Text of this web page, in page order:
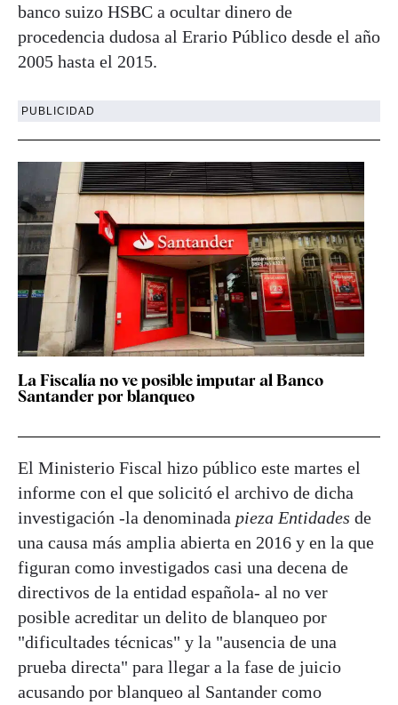
banco suizo HSBC a ocultar dinero de
procedencia dudosa al Erario Público desde el año
2005 hasta el 2015.
PUBLICIDAD
La Fiscalía no ve posible imputar al Banco
Santander por blanqueo
El Ministerio Fiscal hizo público este martes el
informe con el que solicitó el archivo de dicha
investigación -la denominada pieza Entidades de
una causa más amplia abierta en 2016 y en la que
figuran como investigados casi una decena de
directivos de la entidad española- al no ver
posible acreditar un delito de blanqueo por
"dificultades técnicas" y la "ausencia de una
prueba directa" para llegar a la fase de juicio
acusando por blanqueo al Santander como